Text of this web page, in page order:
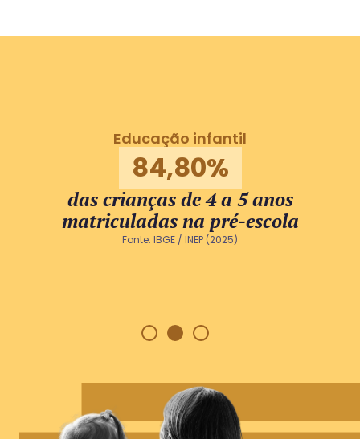
Educação infantil
84,80%
das crianças de 4 a 5 anos
matriculadas na pré-escola
Fonte: IBGE / INEP (2025)